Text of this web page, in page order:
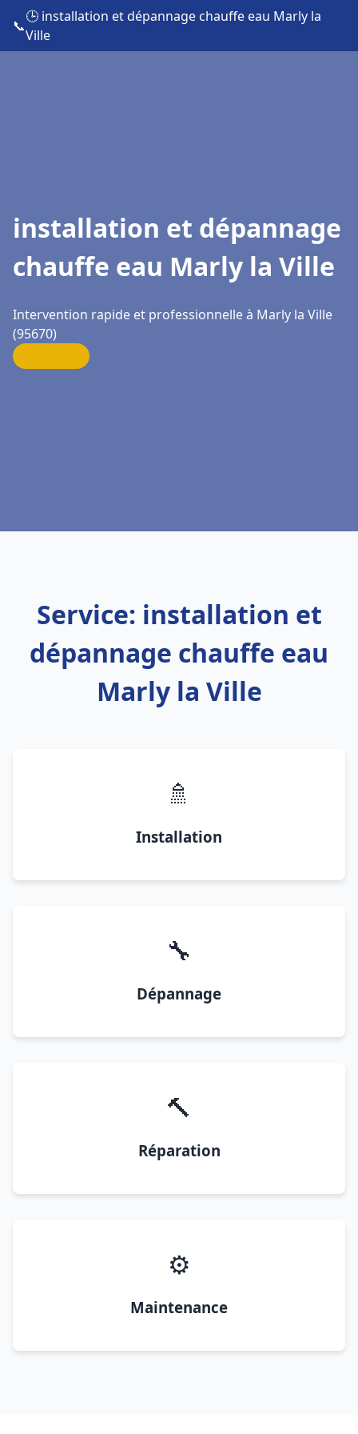
📞
🕒 installation et dépannage chauffe eau Marly la
Ville
installation et dépannage
chauffe eau Marly la Ville
Intervention rapide et professionnelle à Marly la Ville
(95670)
Service: installation et
dépannage chauffe eau
Marly la Ville
🚿
Installation
🔧
Dépannage
🔨
Réparation
⚙️
Maintenance